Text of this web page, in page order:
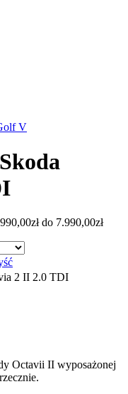
V
do 7.990,00zł
2 II 2.0 TDI
Octavii II wyposażonej